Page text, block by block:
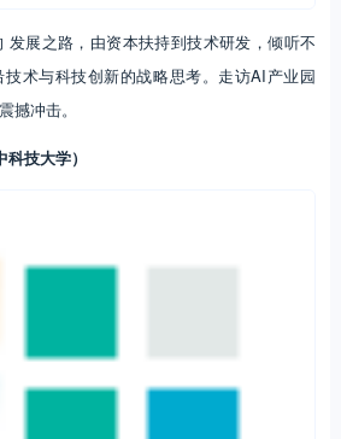
发展之路，由资本扶持到技术研发，倾听不
术与科技创新的战略思考。走访AI产业园
撼冲击。
技大学）